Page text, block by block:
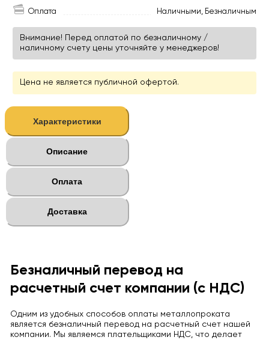
Оплата Наличными, Безналичным
Внимание! Перед оплатой по безналичному /
наличному счету цены уточняйте у менеджеров!
Цена не является публичной офертой.
Характеристики
Описание
Оплата
Доставка
Безналичный перевод на
расчетный счет компании (с НДС)
Одним из удобных способов оплаты металлопроката
является безналичный перевод на расчетный счет нашей
компании. Мы являемся плательщиками НДС, что делает